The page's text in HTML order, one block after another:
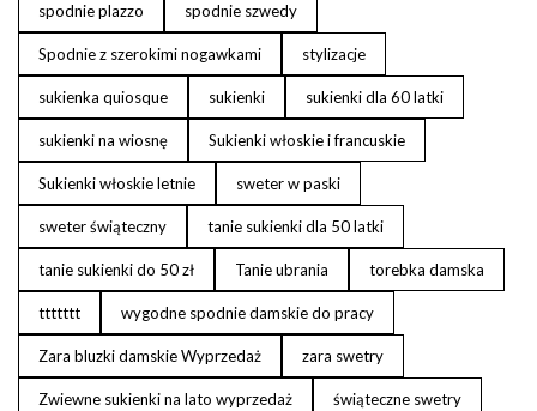
spodnie plazzo spodnie szwedy
Spodnie z szerokimi nogawkami stylizacje
sukienka quiosque sukienki sukienki dla 60 latki
sukienki na wiosnę Sukienki włoskie i francuskie
Sukienki włoskie letnie sweter w paski
sweter świąteczny tanie sukienki dla 50 latki
tanie sukienki do 50 zł Tanie ubrania torebka damska
ttttttt wygodne spodnie damskie do pracy
Zara bluzki damskie Wyprzedaż zara swetry
Zwiewne sukienki na lato wyprzedaż świąteczne swetry